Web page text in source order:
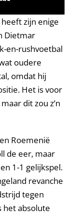
zijn enige
Dietmar
en-rushvoetbal
oudere
omdat hij
Het is voor
dit zou z’n
Roemenië
de eer, maar
1-1 gelijkspel.
revanche
tegen
het absolute